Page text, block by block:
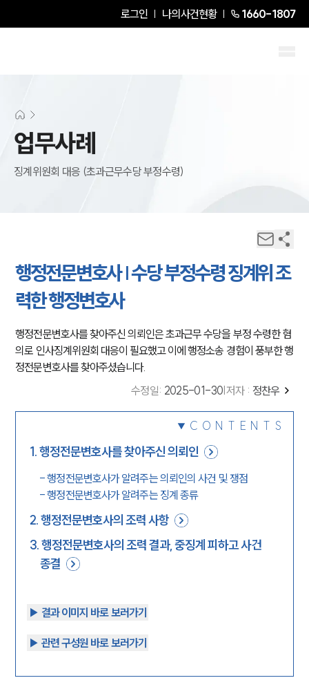
로그인 나의사건현황 1660-1807
업무사례
징계위원회 대응 (초과근무수당 부정수령)
행정전문변호사 | 수당 부정수령 징계위 조
력한 행정변호사
행정전문변호사를 찾아주신 의뢰인은 초과근무 수당을 부정 수령한 혐
의로 인사징계위원회 대응이 필요했고 이에 행정소송 경험이 풍부한 행
정전문변호사를 찾아주셨습니다.
수정일: 2025-01-30 저자 : 정찬우
CONTENTS
1.행정전문변호사를 찾아주신 의뢰인
-행정전문변호사가 알려주는 의뢰인의 사건 및 쟁점
-행정전문변호사가 알려주는 징계 종류
2.행정전문변호사의 조력 사항
3.행정전문변호사의 조력 결과, 중징계 피하고 사건
종결
▶︎ 결과 이미지 바로 보러가기
▶︎ 관련 구성원 바로 보러가기